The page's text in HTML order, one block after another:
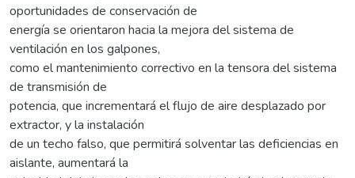
oportunidades de conservación de
energía se orientaron hacia la mejora del sistema de
ventilación en los galpones,
como el mantenimiento correctivo en la tensora del sistema
de transmisión de
potencia, que incrementará el flujo de aire desplazado por
extractor, y la instalación
de un techo falso, que permitirá solventar las deficiencias en
aislante, aumentará la